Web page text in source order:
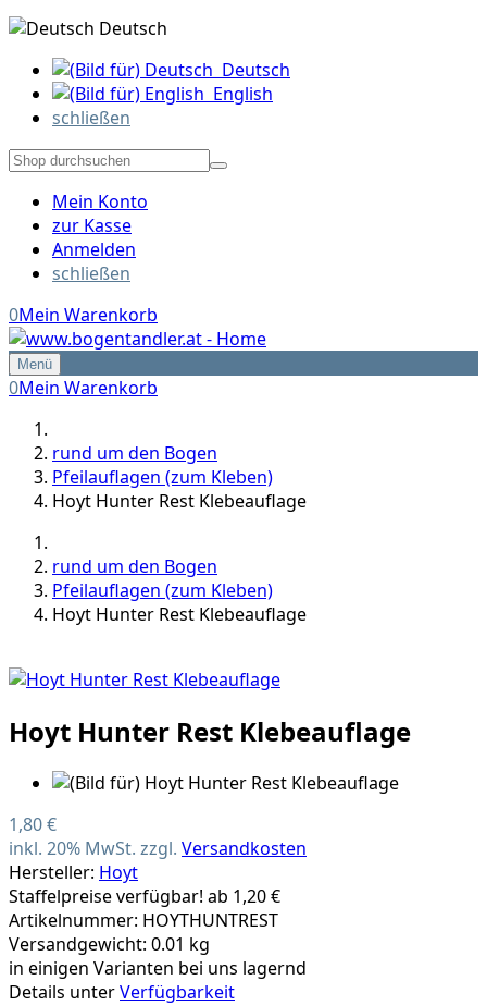
Deutsch
Deutsch
English
schließen
Mein Konto
zur Kasse
Anmelden
schließen
0Mein Warenkorb
Menü
0Mein Warenkorb
rund um den Bogen
Pfeilauflagen (zum Kleben)
Hoyt Hunter Rest Klebeauflage
rund um den Bogen
Pfeilauflagen (zum Kleben)
Hoyt Hunter Rest Klebeauflage
Hoyt Hunter Rest Klebeauflage
1,80 €
inkl. 20% MwSt. zzgl. Versandkosten
Hersteller: Hoyt
Staffelpreise verfügbar! ab 1,20 €
Artikelnummer: HOYTHUNTREST
Versandgewicht: 0.01 kg
in einigen Varianten bei uns lagernd
Details unterVerfügbarkeit